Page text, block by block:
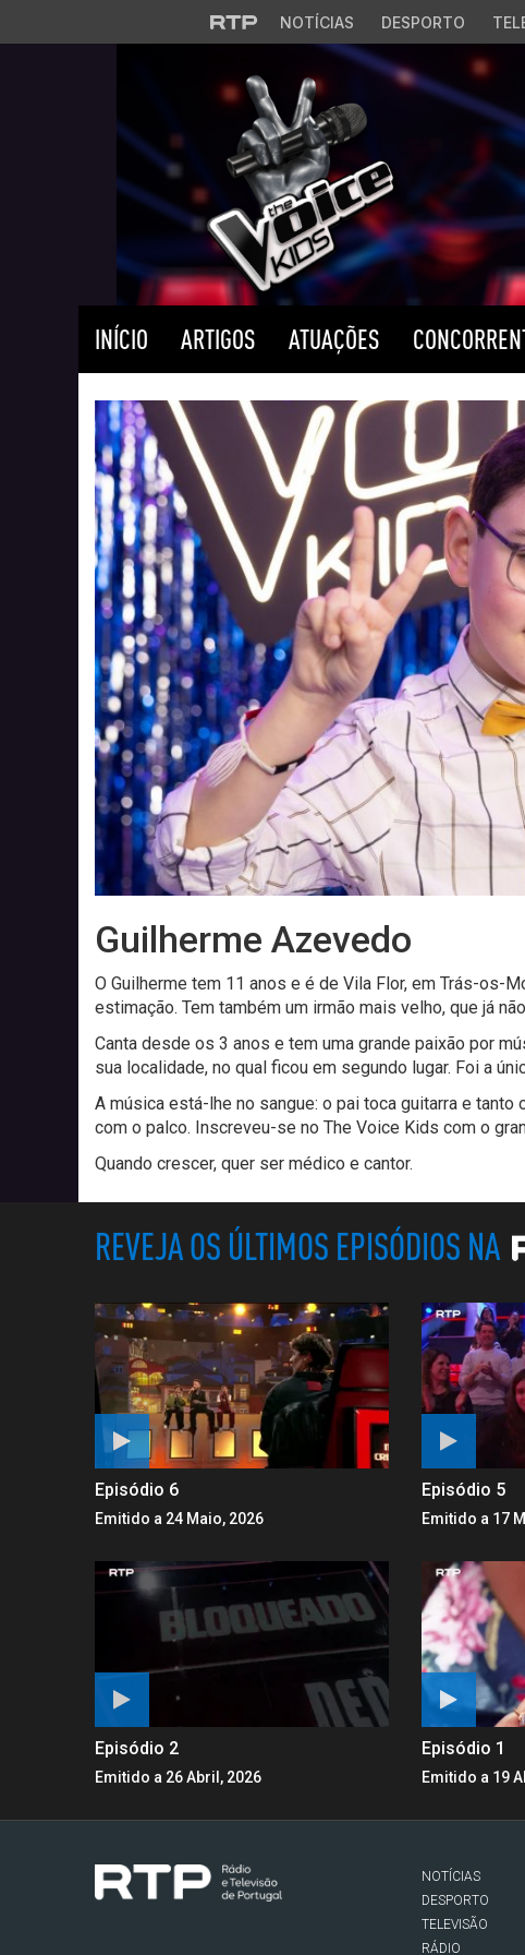
Saltar para o conteúdo principal
NOTÍCIAS DESPORTO
INÍCIO ARTIGOS ATUAÇÕES
Guilherme Azevedo
O Guilherme tem 11 anos e é de Vila Flor, em Trás-os-
estimação. Tem também um irmão mais velho, que já
Canta desde os 3 anos e tem uma grande paixão por
sua localidade, no qual ficou em segundo lugar. Foi a
A música está-lhe no sangue: o pai toca guitarra e tanto
com o palco. Inscreveu-se no The Voice Kids com o
Quando crescer, quer ser médico e cantor.
REVEJA OS ÚLTIMOS EPISÓDIOS NA
Episódio 6
Emitido a 24 Maio, 2026
Episódio 5
Emitido a 17
Episódio 2
Emitido a 26 Abril, 2026
Episódio 1
Emitido a 19
NOTÍCIAS
DESPORTO
TELEVISÃO
RÁDIO